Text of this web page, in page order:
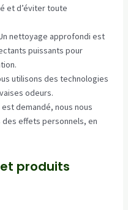
et d’éviter toute
nettoyage approfondi est
puissants pour
utilisons des technologies
odeurs.
est demandé, nous nous
effets personnels, en
produits